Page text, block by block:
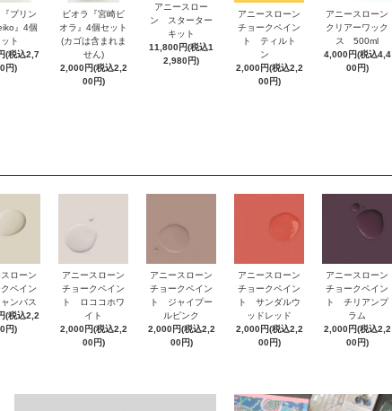
プリン
』4個
ト
(税込2,7
円)
ビオラ『宮崎ビ
オラ』4個セット
(カゴは含まれま
せん)
2,000円(税込2,2
00円)
アニースロー
ン スターター
キット
11,800円(税込1
2,980円)
アニースローン
チョークペイン
ト ティルト
ン
2,000円(税込2,2
00円)
アニースローン
クリアーワック
ス 500ml
4,000円(税込4,4
00円)
ローン
ペイン
ンバス
(税込2,2
円)
アニースローン
チョークペイン
ト ロココホワ
イト
2,000円(税込2,2
00円)
アニースローン
チョークペイン
ト ジャイプー
ルピンク
2,000円(税込2,2
00円)
アニースローン
チョークペイン
ト サンダルウ
ッドレッド
2,000円(税込2,2
00円)
アニースローン
チョークペイン
ト チリアンプ
ラム
2,000円(税込2,2
00円)